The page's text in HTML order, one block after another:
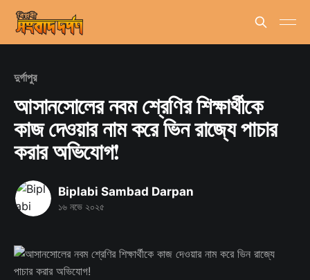
দুর্গাপুর
আসানসোলের নবম শ্রেণির শিক্ষার্থীকে
কাজ দেওয়ার নাম করে ভিন রাজ্যে পাচার
করার অভিযোগ!
Biplabi Sambad Darpan
১৬ নভে ২০২৫